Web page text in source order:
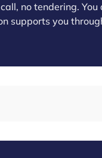
no tendering.
supports you